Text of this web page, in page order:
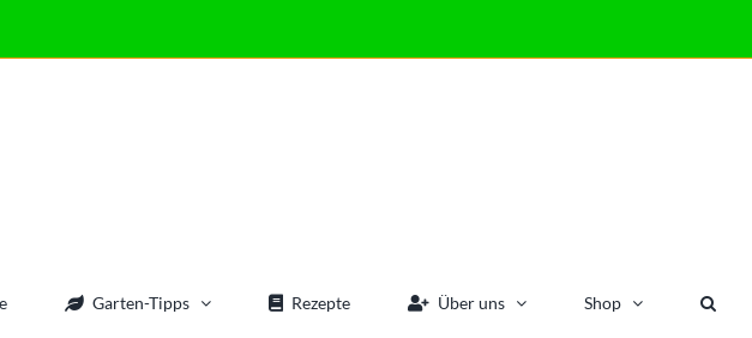
Garten-Tipps Rezepte Über uns Shop